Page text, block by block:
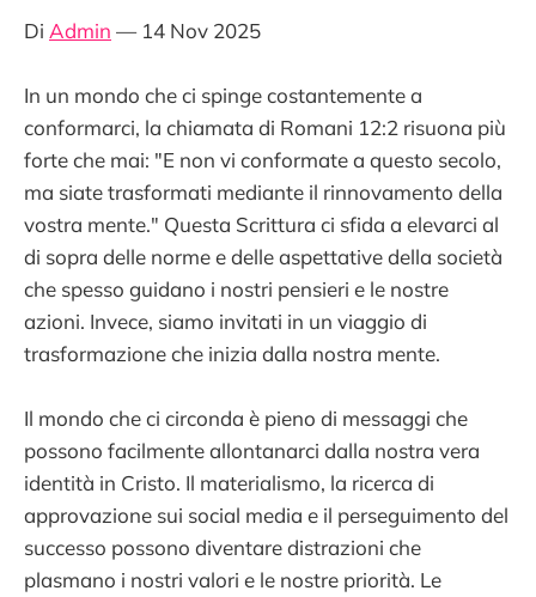
Di Admin — 14 Nov 2025
In un mondo che ci spinge costantemente a
conformarci, la chiamata di Romani 12:2 risuona più
forte che mai: "E non vi conformate a questo secolo,
ma siate trasformati mediante il rinnovamento della
vostra mente." Questa Scrittura ci sfida a elevarci al
di sopra delle norme e delle aspettative della società
che spesso guidano i nostri pensieri e le nostre
azioni. Invece, siamo invitati in un viaggio di
trasformazione che inizia dalla nostra mente.
Il mondo che ci circonda è pieno di messaggi che
possono facilmente allontanarci dalla nostra vera
identità in Cristo. Il materialismo, la ricerca di
approvazione sui social media e il perseguimento del
successo possono diventare distrazioni che
plasmano i nostri valori e le nostre priorità. Le